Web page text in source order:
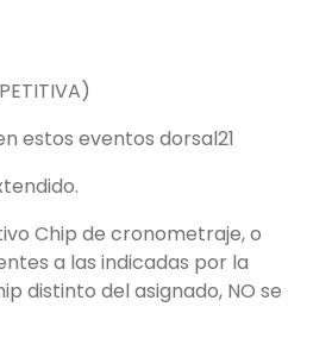
estos eventos dorsal21
Chip de cronometraje, o
a las indicadas por la
distinto del asignado, NO se